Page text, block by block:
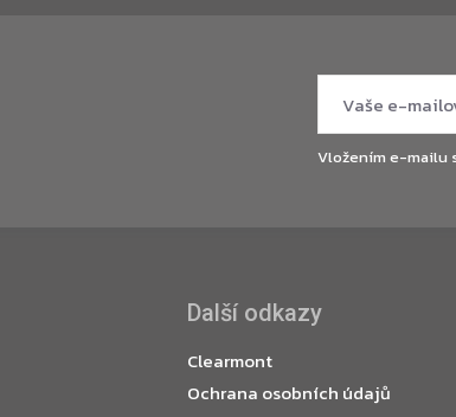
Vložením e-mailu
Další odkazy
Clearmont
Ochrana osobních údajů